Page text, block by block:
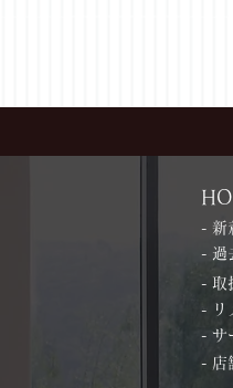
- 新
- 過
- 取
- リ
- サ
- 店